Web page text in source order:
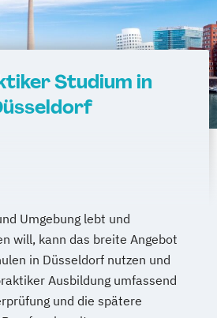
Studium in
Umgebung lebt und
will, kann das breite Angebot
in Düsseldorf nutzen und
Ausbildung umfassend
und die spätere